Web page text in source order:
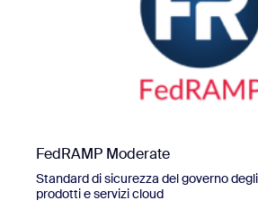
FedRAMP Moderate
Standard di sicurezza del governo
prodotti e servizi cloud